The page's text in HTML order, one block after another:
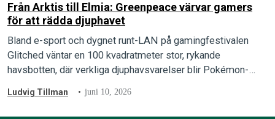
Från Arktis till Elmia: Greenpeace värvar gamers
för att rädda djuphavet
Bland e-sport och dygnet runt-LAN på gamingfestivalen
Glitched väntar en 100 kvadratmeter stor, rykande
havsbotten, där verkliga djuphavsvarelser blir Pokémon-
Ludvig Tillman juni 10, 2026